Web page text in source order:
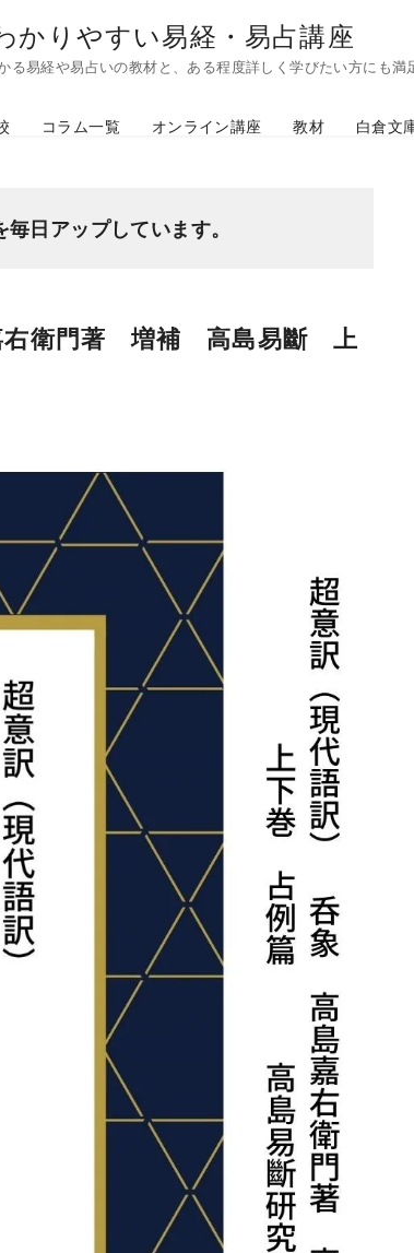
かりやすい易経・易占講座
易経や易占いの教材と、ある程度詳しく学びたい方にも満
コラム一覧 オンライン講座 教材 白倉文
日アップしています。
右衛門著 増補 高島易斷 上